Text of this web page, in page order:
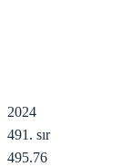
2024
491 . sır
495.76